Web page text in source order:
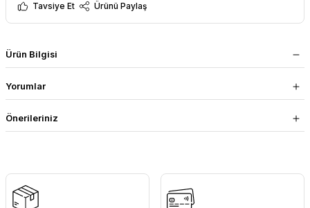
Tavsiye Et
Ürünü Paylaş
Ürün Bilgisi
Yorumlar
Önerileriniz